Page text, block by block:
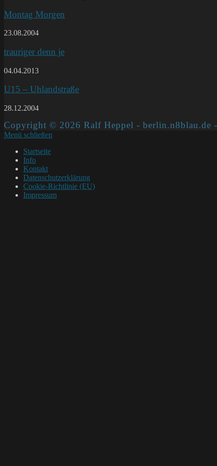
Montag Morgen
23.08.2004
trauriger denn je
04.04.2013
U15 – Uhlandstraße
28.12.2004
Copyright © 2026 Ralf Heppel - berlin.n8blau.de
Menü schließen
Startseite
Info
Kontakt
Datenschutzerklärung
Cookie-Richtlinie (EU)
Impressum